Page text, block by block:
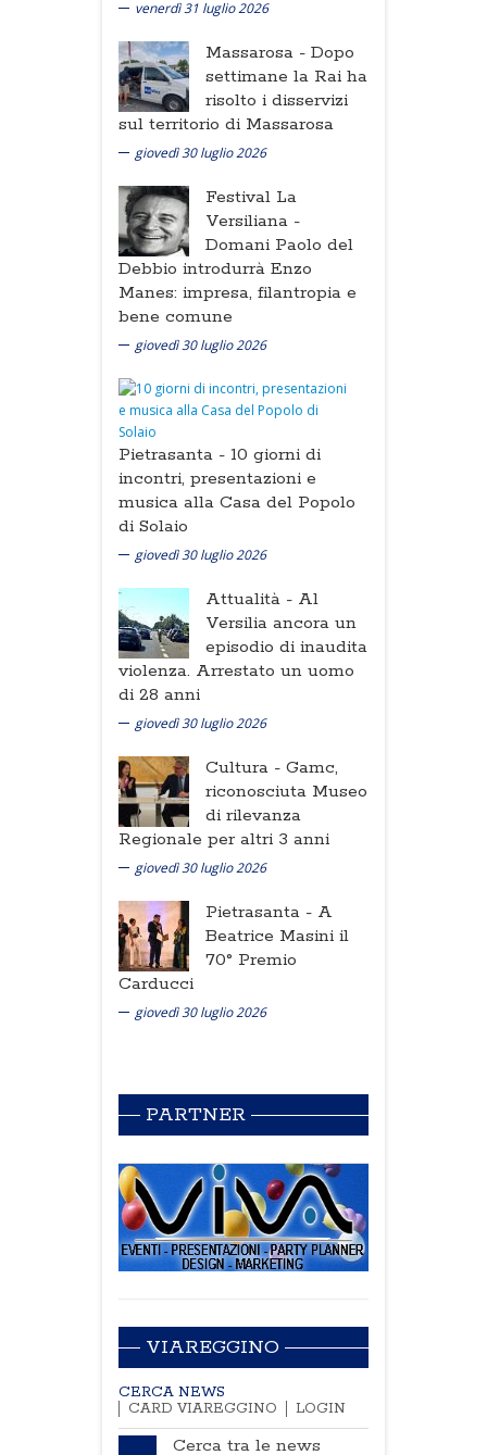
venerdì 31 luglio 2026
Massarosa - Dopo
settimane la Rai ha
risolto i disservizi
sul territorio di Massarosa
giovedì 30 luglio 2026
Festival La
Versiliana -
Domani Paolo del
Debbio introdurrà Enzo
Manes: impresa, filantropia e
bene comune
giovedì 30 luglio 2026
Pietrasanta - 10 giorni di
incontri, presentazioni e
musica alla Casa del Popolo
di Solaio
giovedì 30 luglio 2026
Attualità - Al
Versilia ancora un
episodio di inaudita
violenza. Arrestato un uomo
di 28 anni
giovedì 30 luglio 2026
Cultura - Gamc,
riconosciuta Museo
di rilevanza
Regionale per altri 3 anni
giovedì 30 luglio 2026
Pietrasanta - A
Beatrice Masini il
70° Premio
Carducci
giovedì 30 luglio 2026
PARTNER
VIAREGGINO
CERCA NEWS
CARD VIAREGGINO
LOGIN
Cerca tra le news